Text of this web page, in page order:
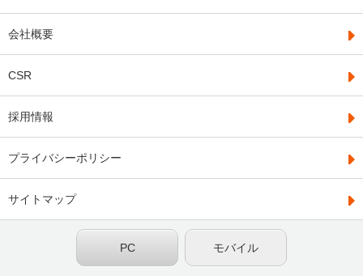
会社概要
CSR
採用情報
プライバシーポリシー
サイトマップ
モバイル
PC